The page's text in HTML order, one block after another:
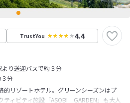
TrustYou 4.4
り送迎バスで約３分
分
的リゾートホテル。グリーンシーズンはプ
ティビティ施設「ASOBI GARDEN」も大人